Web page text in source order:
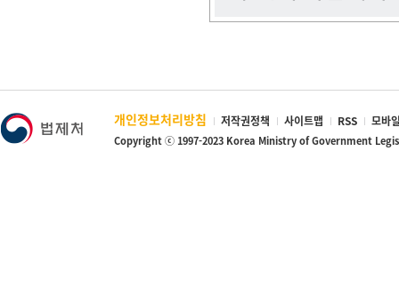
개인정보처리방침 저작권정책 사이트맵 RSS 모바
Copyright ⓒ 1997-2023 Korea Ministry of Government